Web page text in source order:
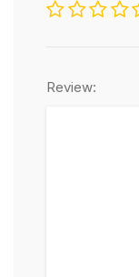
Review: